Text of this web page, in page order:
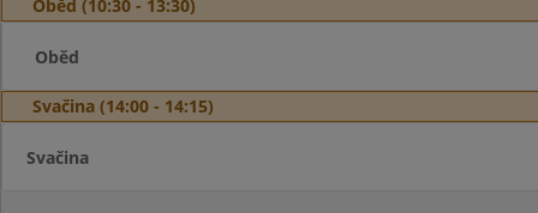
Oběd (10:30 - 13:30)
Oběd
Svačina (14:00 - 14:15)
Svačina